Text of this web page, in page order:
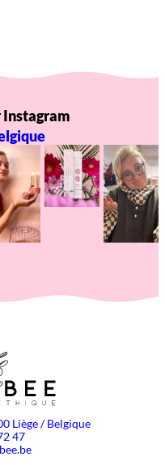
Instagram
Liège / Belgique
47